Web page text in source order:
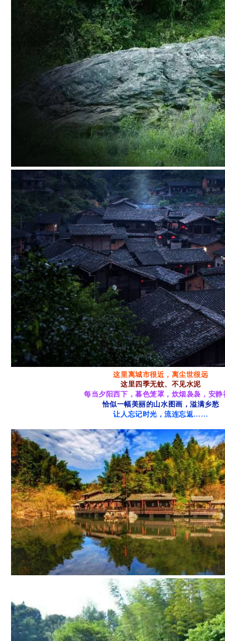
这里离城市很近，离尘世很远
这里四季无蚊、不见水泥
每当夕阳西下，暮色笼罩，炊烟袅袅，安静
恰似一幅美丽的山水图画，溢满乡愁
让人忘记时光，流连忘返……